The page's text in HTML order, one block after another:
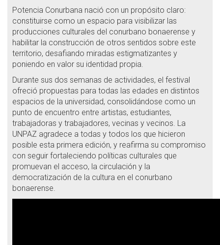
Potencia Conurbana nació con un propósito claro:
constituirse como un espacio para visibilizar las
producciones culturales del conurbano bonaerense y
habilitar la construcción de otros sentidos sobre este
territorio, desafiando miradas estigmatizantes y
poniendo en valor su identidad propia.
Durante sus dos semanas de actividades, el festival
ofreció propuestas para todas las edades en distintos
espacios de la universidad, consolidándose como un
punto de encuentro entre artistas, estudiantes,
trabajadoras y trabajadores, vecinas y vecinos. La
UNPAZ agradece a todas y todos los que hicieron
posible esta primera edición, y reafirma su compromiso
con seguir fortaleciendo políticas culturales que
promuevan el acceso, la circulación y la
democratización de la cultura en el conurbano
bonaerense.